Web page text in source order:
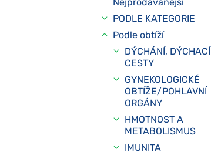
PODLE KATEGORIE
Podle obtíží
DÝCHÁNÍ, DÝCHACÍ
CESTY
GYNEKOLOGICKÉ
OBTÍŽE/POHLAVNÍ
ORGÁNY
HMOTNOST A
METABOLISMUS
IMUNITA